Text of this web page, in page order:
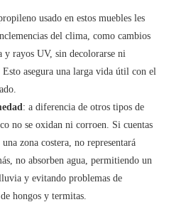
usado en estos muebles les
del clima, como cambios
y rayos UV, sin decolorarse ni
asegura una larga vida útil con el
: a diferencia de otros tipos de
no se oxidan ni corroen. Si cuentas
zona costera, no representará
no absorben agua, permitiendo un
y evitando problemas de
hongos y termitas.